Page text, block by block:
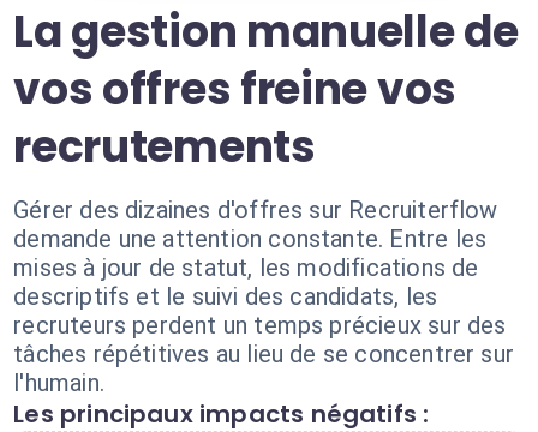
La gestion manuelle de
vos offres freine vos
recrutements
Gérer des dizaines d'offres sur Recruiterflow
demande une attention constante. Entre les
mises à jour de statut, les modifications de
descriptifs et le suivi des candidats, les
recruteurs perdent un temps précieux sur des
tâches répétitives au lieu de se concentrer sur
l'humain.
Les principaux impacts négatifs :